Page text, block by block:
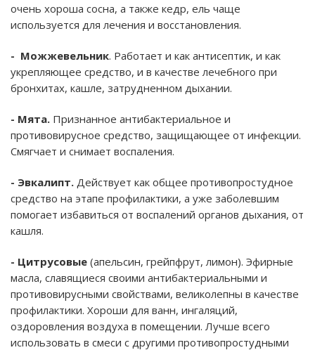
очень хороша сосна, а также кедр, ель чаще
используется для лечения и восстановления.
- Можжевельник. Работает и как антисептик, и как
укрепляющее средство, и в качестве лечебного при
бронхитах, кашле, затрудненном дыхании.
- Мята. Признанное антибактериальное и
противовирусное средство, защищающее от инфекции.
Смягчает и снимает воспаления.
- Эвкалипт. Действует как общее противопростудное
средство на этапе профилактики, а уже заболевшим
помогает избавиться от воспалений органов дыхания, от
кашля.
- Цитрусовые (апельсин, грейпфрут, лимон). Эфирные
масла, славящиеся своими антибактериальными и
противовирусными свойствами, великолепны в качестве
профилактики. Хороши для ванн, ингаляций,
оздоровления воздуха в помещении. Лучше всего
использовать в смеси с другими противопростудными